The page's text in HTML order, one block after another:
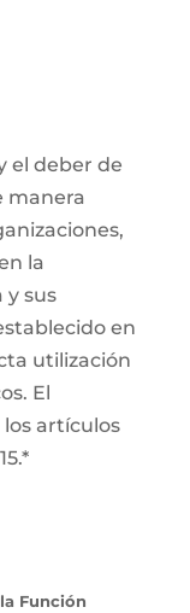
el deber de
manera
la
y sus
en
utilización
El
artículos
Función